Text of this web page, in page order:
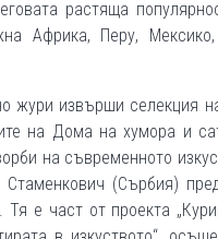
растяща
Африка, Перу,
жури извърши селекция
на Дома на хумора и
на съвременното
(Сърбия)
е част от проекта